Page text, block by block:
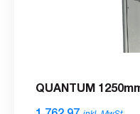
QUANTUM